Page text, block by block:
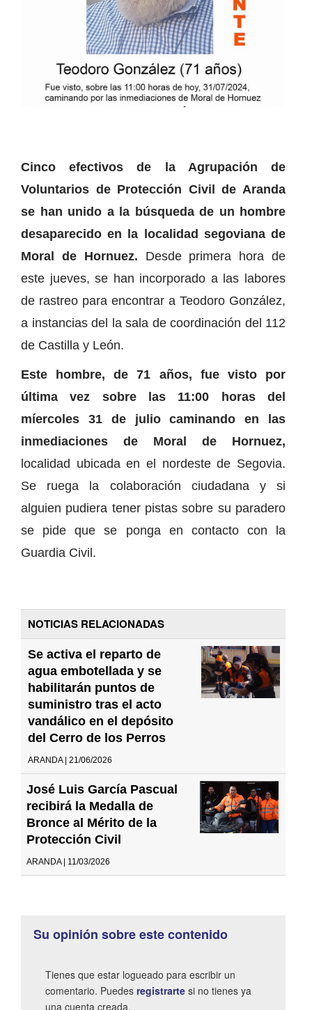
Cinco efectivos de la Agrupación de
Voluntarios de Protección Civil de Aranda
se han unido a la búsqueda de un hombre
desaparecido en la localidad segoviana de
Moral de Hornuez. Desde primera hora de
este jueves, se han incorporado a las labores
de rastreo para encontrar a Teodoro González,
a instancias del la sala de coordinación del 112
de Castilla y León.
Este hombre, de 71 años, fue visto por
última vez sobre las 11:00 horas del
míercoles 31 de julio caminando en las
inmediaciones de Moral de Hornuez,
localidad ubicada en el nordeste de Segovia.
Se ruega la colaboración ciudadana y si
alguien pudiera tener pistas sobre su paradero
se pide que se ponga en contacto con la
Guardia Civil.
NOTICIAS RELACIONADAS
Se activa el reparto de
agua embotellada y se
habilitarán puntos de
suministro tras el acto
vandálico en el depósito
del Cerro de los Perros
ARANDA | 21/06/2026
José Luis García Pascual
recibirá la Medalla de
Bronce al Mérito de la
Protección Civil
ARANDA | 11/03/2026
Su opinión sobre este contenido
Tienes que estar logueado para escribir un
comentario. Puedes registrarte si no tienes ya
una cuenta creada.